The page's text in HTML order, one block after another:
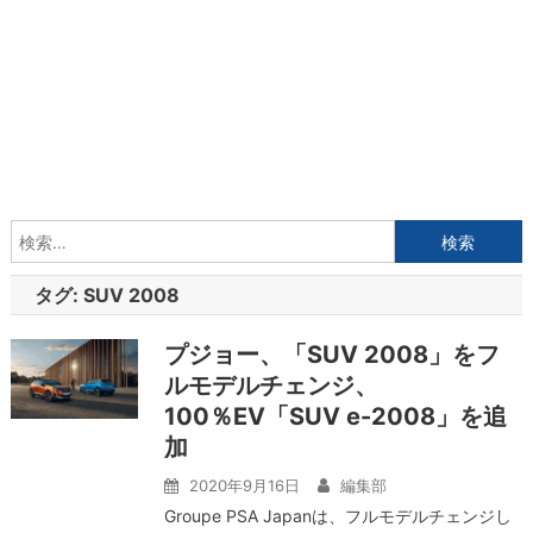
索:
タグ: SUV 2008
プジョー、「SUV 2008」をフ
ルモデルチェンジ、
100％EV「SUV e-2008」を追
加
2020年9月16日 編集部
Groupe PSA Japanは、フルモデルチェンジし